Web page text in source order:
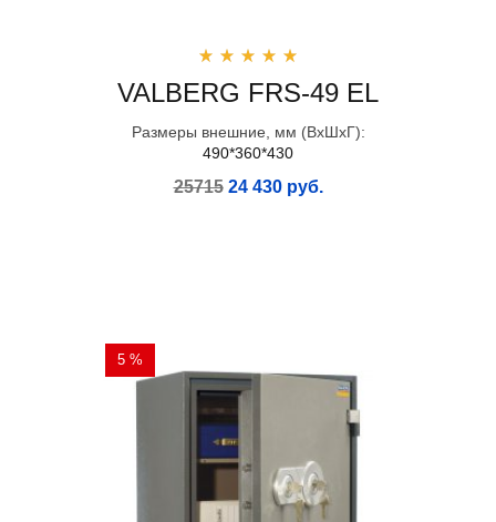
VALBERG FRS-49 EL
Размеры внешние, мм (ВхШхГ):
490*360*430
25715 24 430 руб.
5 %